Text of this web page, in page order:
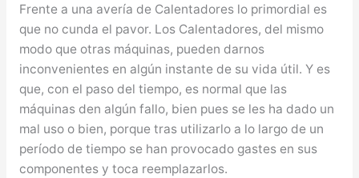
Frente a una avería de Calentadores lo primordial es
que no cunda el pavor. Los Calentadores, del mismo
modo que otras máquinas, pueden darnos
inconvenientes en algún instante de su vida útil. Y es
que, con el paso del tiempo, es normal que las
máquinas den algún fallo, bien pues se les ha dado un
mal uso o bien, porque tras utilizarlo a lo largo de un
período de tiempo se han provocado gastes en sus
componentes y toca reemplazarlos.